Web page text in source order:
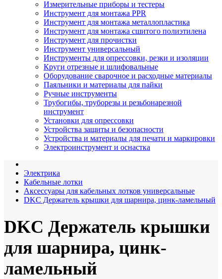
Измерительные приборы и тестеры
Инструмент для монтажа PPR
Инструмент для монтажа металлопластика
Инструмент для монтажа сшитого полиэтилена
Инструмент для прочистки
Инструмент универсальный
Инструменты для опрессовки, резки и изоляции
Круги отрезные и шлифовальные
Оборудование сварочное и расходные материалы
Паяльники и материалы для пайки
Ручные инструменты
Трубогибы, труборезы и резьбонарезной
инструмент
Установки для опрессовки
Устройства защиты и безопасности
Устройства и материалы для печати и маркировки
Электроинструмент и оснастка
Электрика
Кабельные лотки
Аксессуары для кабельных лотков универсальные
DKC Держатель крышки для шарнира, цинк-ламельный
DKC Держатель крышки
для шарнира, цинк-
ламельный